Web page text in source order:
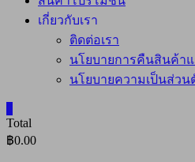
เกี่ยวกับเรา
ติดต่อเรา
นโยบายการคืนสินค้า
นโยบายความเป็นส่วน
Total
฿0.00